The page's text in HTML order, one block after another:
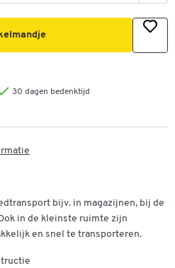
30 dagen bedenktijd
bijv. in magazijnen, bij de
in de kleinste ruimte zijn
en snel te transporteren.